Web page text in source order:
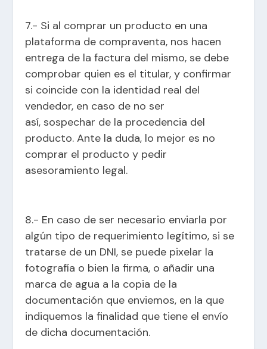
7.- Si al comprar un producto en una
plataforma de compraventa, nos hacen
entrega de la factura del mismo, se debe
comprobar quien es el titular, y confirmar
si coincide con la identidad real del
vendedor, en caso de no ser
así, sospechar de la procedencia del
producto. Ante la duda, lo mejor es no
comprar el producto y pedir
asesoramiento legal.
8.- En caso de ser necesario enviarla por
algún tipo de requerimiento legítimo, si se
tratarse de un DNI, se puede pixelar la
fotografía o bien la firma, o añadir una
marca de agua a la copia de la
documentación que enviemos, en la que
indiquemos la finalidad que tiene el envío
de dicha documentación.